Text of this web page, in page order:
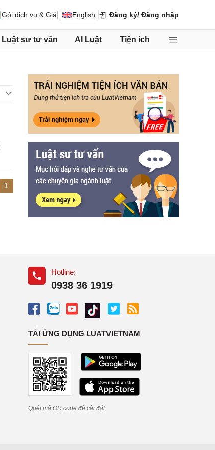
Gói dịch vụ & Giá English Đăng ký/ Đăng nhập
Luật sư tư vấn AI Luật Tiện ích
1
Hotline:
0938 36 1919
TẢI ỨNG DỤNG LUATVIETNAM
Quét mã QR code để cài đặt